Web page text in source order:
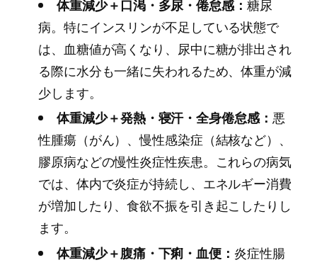
体重減少＋口渇・多尿・倦怠感： 糖尿
病。特にインスリンが不足している状態で
は、血糖値が高くなり、尿中に糖が排出され
る際に水分も一緒に失われるため、体重が減
少します。
体重減少＋発熱・寝汗・全身倦怠感： 悪
性腫瘍（がん）、慢性感染症（結核など）、
膠原病などの慢性炎症性疾患。これらの病気
では、体内で炎症が持続し、エネルギー消費
が増加したり、食欲不振を引き起こしたりし
ます。
体重減少＋腹痛・下痢・血便： 炎症性腸